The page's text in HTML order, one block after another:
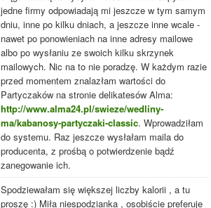
jedne firmy odpowiadają mi jeszcze w tym samym
dniu, inne po kilku dniach, a jeszcze inne wcale -
nawet po ponowieniach na inne adresy mailowe
albo po wysłaniu ze swoich kilku skrzynek
mailowych. Nic na to nie poradzę. W każdym razie
przed momentem znalazłam wartości do
Partyczaków na stronie delikatesów Alma:
http://www.alma24.pl/swieze/wedliny-
ma/kabanosy-partyczaki-classic. Wprowadziłam
do systemu. Raz jeszcze wysłałam maila do
producenta, z prośbą o potwierdzenie bądź
zanegowanie ich.
Spodziewałam się większej liczby kalorii , a tu
proszę :) Miła niespodzianka , osobiście preferuje